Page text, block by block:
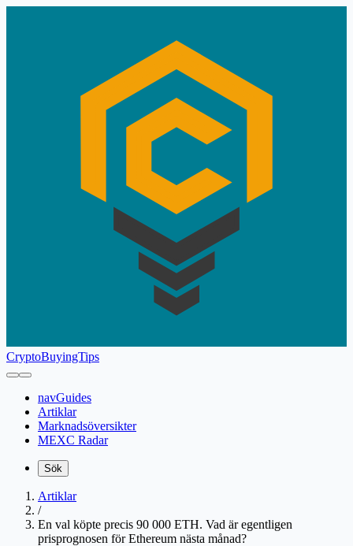
CryptoBuyingTips
navGuides
Artiklar
Marknadsöversikter
MEXC Radar
Sök
Artiklar
/
En val köpte precis 90 000 ETH. Vad är egentligen
prisprognosen för Ethereum nästa månad?